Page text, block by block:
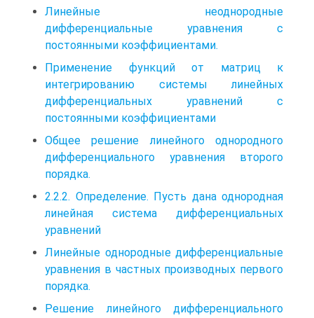
Линейные неоднородные
дифференциальные уравнения с
постоянными коэффициентами.
Применение функций от матриц к
интегрированию системы линейных
дифференциальных уравнений с
постоянными коэффициентами
Общее решение линейного однородного
дифференциального уравнения второго
порядка.
2.2.2. Определение. Пусть дана однородная
линейная система дифференциальных
уравнений
Линейные однородные дифференциальные
уравнения в частных производных первого
порядка.
Решение линейного дифференциального